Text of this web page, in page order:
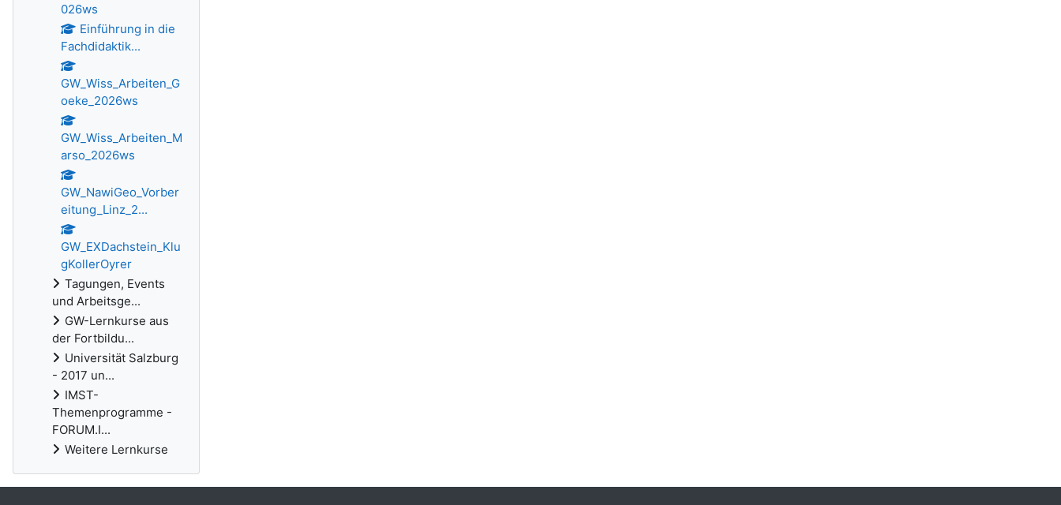
026ws
Einführung in die
Fachdidaktik...
GW_Wiss_Arbeiten_G
oeke_2026ws
GW_Wiss_Arbeiten_M
arso_2026ws
GW_NawiGeo_Vorber
eitung_Linz_2...
GW_EXDachstein_Klu
gKollerOyrer
Tagungen, Events
und Arbeitsge...
GW-Lernkurse aus
der Fortbildu...
Universität Salzburg
- 2017 un...
IMST-
Themenprogramme -
FORUM.I...
Weitere Lernkurse